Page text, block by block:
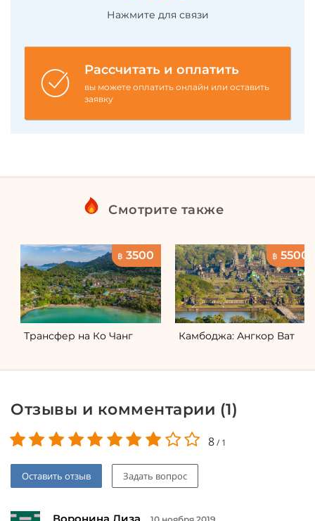
Нажмите для связи
Рассчитать и оплатить
вы можете оплатить онлайн или оставить
заявку
Смотрите также
฿ 3500
Трансфер на Ко Чанг
฿ 5500
Камбоджа: Ангкор Ват
Отзывы и комментарии (1)
8/ 1
Оставить отзыв Задать вопрос